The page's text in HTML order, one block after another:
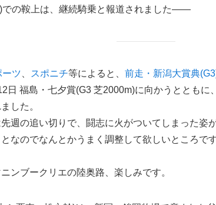
での鞍上は、継続騎乗と報道されました――
ーツ スポニチ等によると、 前走・新潟大賞典
日 福島・七夕賞(G3 芝2000m)に向かうととも
した。
週の追い切りで、闘志に火がついてしまった姿
なのでなんとかうまく調整して欲しいところで
ンブークリエの陸奥路、楽しみです。